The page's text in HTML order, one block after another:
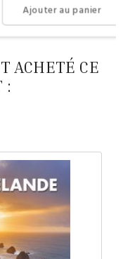
Ajouter au panier
ACHETÉ CE
: